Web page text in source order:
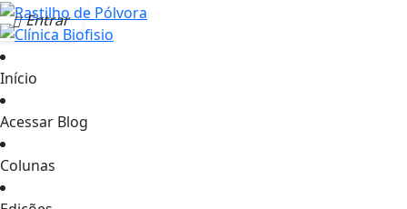
Entrar
Início
Acessar Blog
Colunas